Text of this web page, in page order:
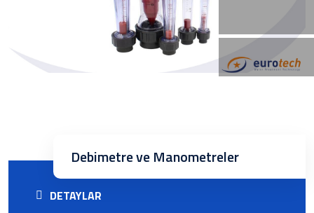
DETAYLAR
Debimetre ve Manometreler